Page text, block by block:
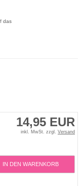
das
14,95 EUR
inkl. MwSt. zzgl. Versand
IN DEN WARENKORB